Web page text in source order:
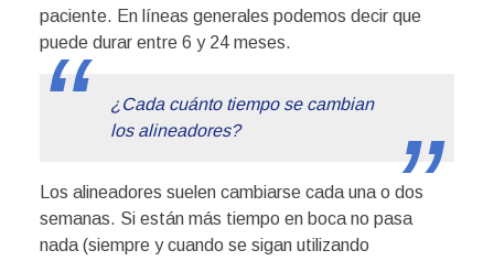
paciente. En líneas generales podemos decir que
puede durar entre 6 y 24 meses.
¿Cada cuánto tiempo se cambian
los alineadores?
Los alineadores suelen cambiarse cada una o dos
semanas. Si están más tiempo en boca no pasa
nada (siempre y cuando se sigan utilizando